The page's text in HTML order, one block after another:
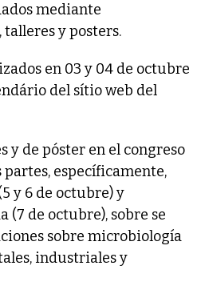
mediante
talleres y posters.
en 03 y 04 de octubre
del sítio web del
y de póster en el congreso
específicamente,
y 6 de octubre) y
(7 de octubre), sobre se
sobre microbiología
industriales y